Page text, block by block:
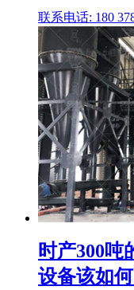
联系电话: 180
时产300吨
设备该如